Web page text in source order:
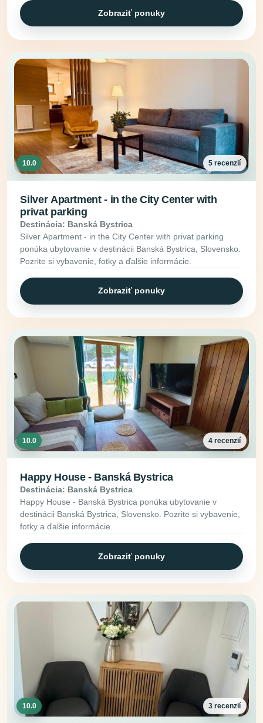
Zobraziť ponuky
10.0 5 recenzií
Silver Apartment - in the City Center with
privat parking
Destinácia: Banská Bystrica
Silver Apartment - in the City Center with privat parking
ponúka ubytovanie v destinácii Banská Bystrica, Slovensko.
Pozrite si vybavenie, fotky a ďalšie informácie.
Zobraziť ponuky
10.0 4 recenzií
Happy House - Banská Bystrica
Destinácia: Banská Bystrica
Happy House - Banská Bystrica ponúka ubytovanie v
destinácii Banská Bystrica, Slovensko. Pozrite si vybavenie,
fotky a ďalšie informácie.
Zobraziť ponuky
10.0 3 recenzií